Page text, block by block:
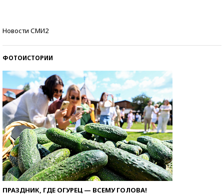
Новости СМИ2
ФОТОИСТОРИИ
ПРАЗДНИК, ГДЕ ОГУРЕЦ — ВСЕМУ ГОЛОВА!